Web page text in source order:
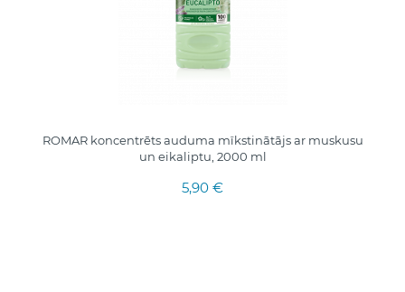
ROMAR koncentrēts auduma mīkstinātājs ar muskusu
un eikaliptu, 2000 ml
5,90 €